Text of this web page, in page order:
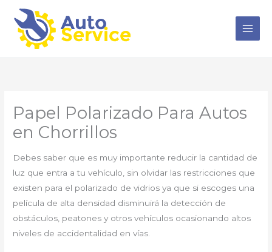
contenido
Papel Polarizado Para Autos
en Chorrillos
Debes saber que es muy importante reducir la cantidad de
luz que entra a tu vehículo, sin olvidar las restricciones que
existen para el polarizado de vidrios ya que si escoges una
película de alta densidad disminuirá la detección de
obstáculos, peatones y otros vehículos ocasionando altos
niveles de accidentalidad en vías.